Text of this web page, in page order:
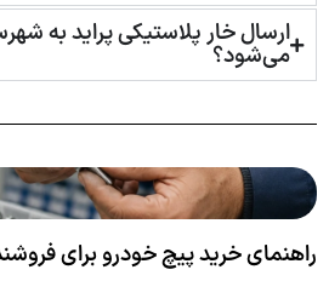
ارسال خار پلاستیکی پراید به
می‌شود؟
راهنمای خرید پیچ خودرو برای